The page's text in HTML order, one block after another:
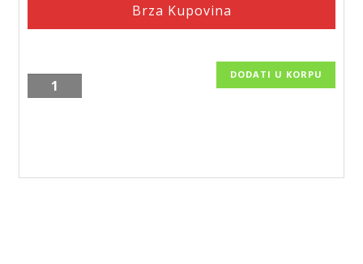
Brza Kupovina
Pravougaoni
tuš
EXCLUSIVE-
DODATI U KORPU